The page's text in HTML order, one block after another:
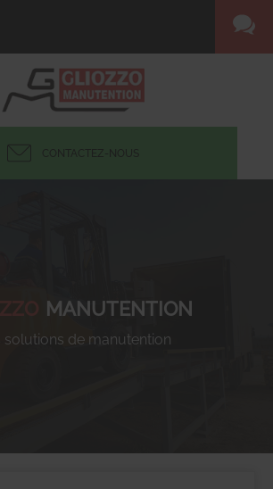
CONTACTEZ-NOUS
MANUTENTION
solutions de manutention